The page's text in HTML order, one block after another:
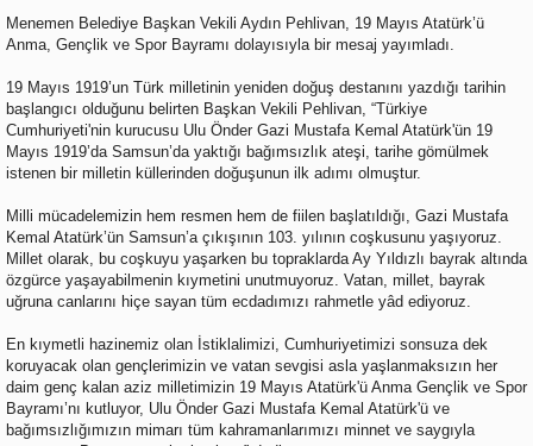
Menemen Belediye Başkan Vekili Aydın Pehlivan, 19 Mayıs Atatürk’ü
Anma, Gençlik ve Spor Bayramı dolayısıyla bir mesaj yayımladı.
19 Mayıs 1919’un Türk milletinin yeniden doğuş destanını yazdığı tarihin
başlangıcı olduğunu belirten Başkan Vekili Pehlivan, “Türkiye
Cumhuriyeti'nin kurucusu Ulu Önder Gazi Mustafa Kemal Atatürk'ün 19
Mayıs 1919’da Samsun’da yaktığı bağımsızlık ateşi, tarihe gömülmek
istenen bir milletin küllerinden doğuşunun ilk adımı olmuştur.
Milli mücadelemizin hem resmen hem de fiilen başlatıldığı, Gazi Mustafa
Kemal Atatürk’ün Samsun’a çıkışının 103. yılının coşkusunu yaşıyoruz.
Millet olarak, bu coşkuyu yaşarken bu topraklarda Ay Yıldızlı bayrak altında
özgürce yaşayabilmenin kıymetini unutmuyoruz. Vatan, millet, bayrak
uğruna canlarını hiçe sayan tüm ecdadımızı rahmetle yâd ediyoruz.
En kıymetli hazinemiz olan İstiklalimizi, Cumhuriyetimizi sonsuza dek
koruyacak olan gençlerimizin ve vatan sevgisi asla yaşlanmaksızın her
daim genç kalan aziz milletimizin 19 Mayıs Atatürk'ü Anma Gençlik ve Spor
Bayramı’nı kutluyor, Ulu Önder Gazi Mustafa Kemal Atatürk'ü ve
bağımsızlığımızın mimarı tüm kahramanlarımızı minnet ve saygıyla